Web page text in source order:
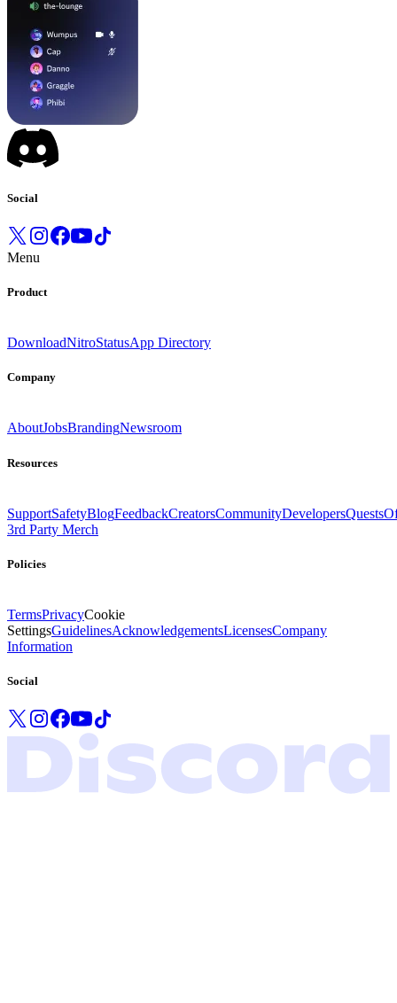
Social
Menu
Product
DownloadNitroStatusApp Directory
Company
AboutJobsBrandingNewsroom
Resources
SupportSafetyBlogFeedbackCreatorsCommunityDevelopersQuests
3rd Party Merch
Policies
TermsPrivacyCookie
SettingsGuidelinesAcknowledgementsLicensesCompany
Information
Social